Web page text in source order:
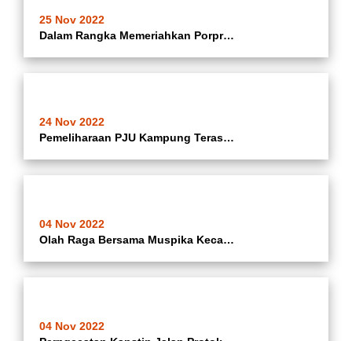
25 Nov 2022
Dalam Rangka Memeriahkan Porprov VI Banten 2022 Seluruh Pegawai Kecamatan Batuceper Kota Tangerang Menghadiri Festival Sipon Cisadane Dan Gelar Karya Pemberdayaan Masyarakat Bertempat Di Alun-alun Kota Tangerang
24 Nov 2022
Pemeliharaan PJU Kampung Teras di Wilayah RW 05 Kelurahan Porisgaga Keccamatan Batuceper Kota Tangerang
04 Nov 2022
Olah Raga Bersama Muspika Kecamatan Batuceper, Kecamatan Neglasari Dan Kecamatan Benda Di Halaman Kantor Koramil 02 Batuceper Kota Tangerang (Jumat 04 November 2022)
04 Nov 2022